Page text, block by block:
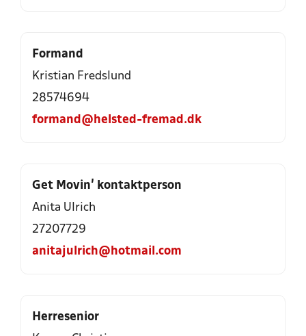
Formand
Kristian Fredslund
28574694
formand@helsted-fremad.dk
Get Movin’ kontaktperson
Anita Ulrich
27207729
anitajulrich@hotmail.com
Herresenior